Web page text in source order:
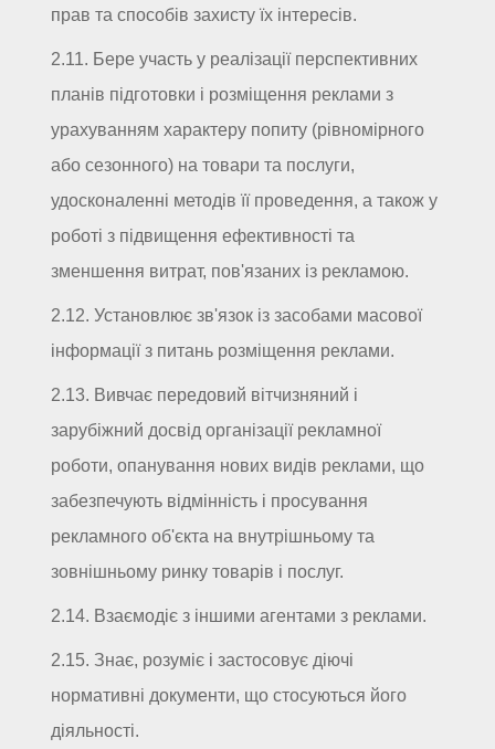
прав та способів захисту їх інтересів.
2.11. Бере участь у реалізації перспективних
планів підготовки і розміщення реклами з
урахуванням характеру попиту (рівномірного
або сезонного) на товари та послуги,
удосконаленні методів її проведення, а також у
роботі з підвищення ефективності та
зменшення витрат, пов'язаних із рекламою.
2.12. Установлює зв'язок із засобами масової
інформації з питань розміщення реклами.
2.13. Вивчає передовий вітчизняний і
зарубіжний досвід організації рекламної
роботи, опанування нових видів реклами, що
забезпечують відмінність і просування
рекламного об'єкта на внутрішньому та
зовнішньому ринку товарів і послуг.
2.14. Взаємодіє з іншими агентами з реклами.
2.15. Знає, розуміє і застосовує діючі
нормативні документи, що стосуються його
діяльності.